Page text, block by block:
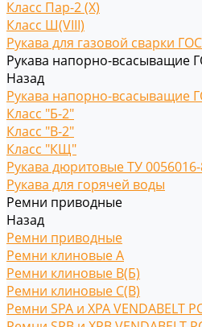
Класс Пар-2 (X)
Класс Ш(VIII)
Рукава для газовой сварки
Рукава напорно-всасыващие
Назад
Рукава напорно-всасыващие
Класс "Б-2"
Класс "В-2"
Класс "КЩ"
Рукава дюритовые ТУ
Рукава для горячей воды
Ремни приводные
Назад
Ремни приводные
Ремни клиновые A
Ремни клиновые В(Б)
Ремни клиновые С(B)
Ремни SPA и XPA VENDABELT